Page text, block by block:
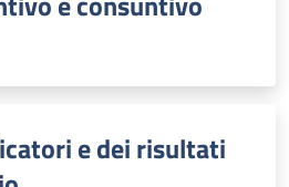
e dei risultati